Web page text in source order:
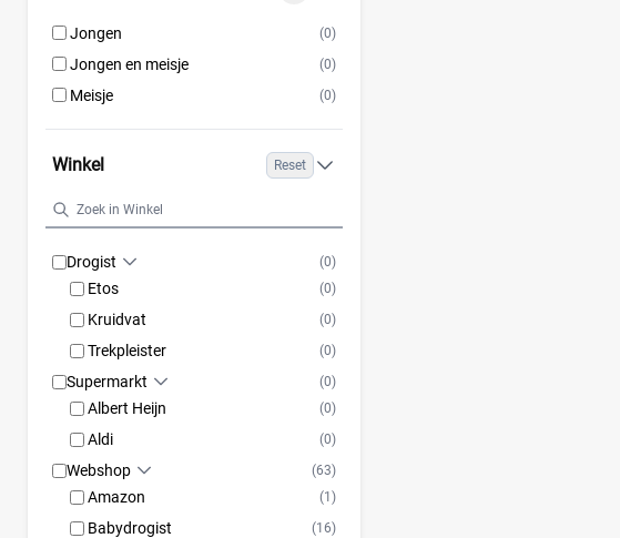
Jongen (0)
Jongen en meisje (0)
Meisje (0)
Winkel Reset
Drogist (0)
Etos (0)
Kruidvat (0)
Trekpleister (0)
Supermarkt (0)
Albert Heijn (0)
Aldi (0)
Webshop (63)
Amazon (1)
Babydrogist (16)